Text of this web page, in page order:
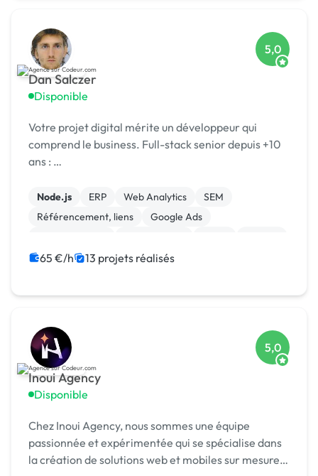
Dan Salczer
Disponible
5,0
Votre projet digital mérite un développeur qui
comprend le business. Full-stack senior depuis +10
ans : …
Node.js ERP Web Analytics
SEM
Référencement, liens
Google Ads
65 €/h 13 projets réalisés
Inoui Agency
Disponible
5,0
Chez Inoui Agency, nous sommes une équipe
passionnée et expérimentée qui se spécialise dans
la création de solutions web et mobiles sur mesure.